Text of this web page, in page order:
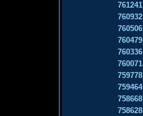
761241
760932
760506
760479
760336
760071
759778
759464
758668
758628